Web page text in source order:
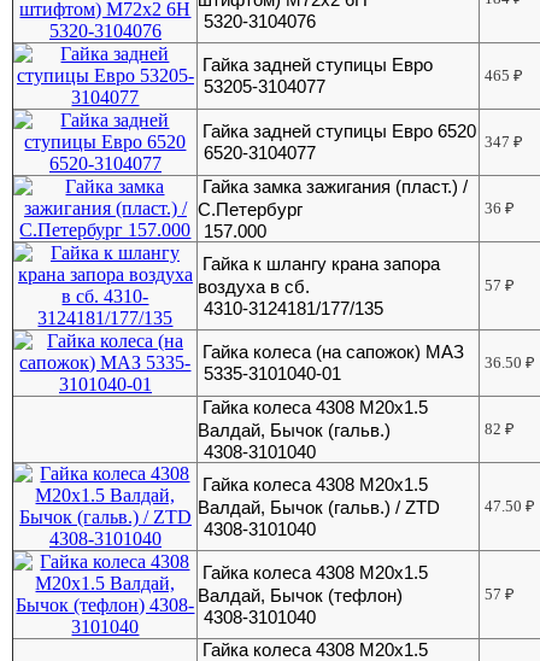
5320-3104076
Гайка задней ступицы Евро
53205-3104077
465₽
Гайка задней ступицы Евро 6520
6520-3104077
347₽
Гайка замка зажигания (пласт.) /
С.Петербург
157.000
36₽
Гайка к шлангу крана запора
воздуха в сб.
4310-3124181/177/135
57₽
Гайка колеса (на сапожок) МАЗ
5335-3101040-01
36.50₽
Гайка колеса 4308 М20х1.5
Валдай, Бычок (гальв.)
4308-3101040
82₽
Гайка колеса 4308 М20х1.5
Валдай, Бычок (гальв.) / ZTD
4308-3101040
47.50₽
Гайка колеса 4308 М20х1.5
Валдай, Бычок (тефлон)
4308-3101040
57₽
Гайка колеса 4308 М20х1.5